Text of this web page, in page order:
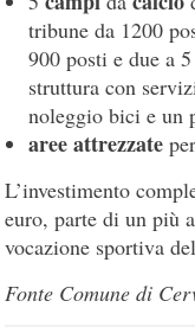
tribune da 1200
900 posti e due a
struttura con
noleggio bici e un
aree attrezzate
L’investimento
euro, parte di un più
vocazione sportiva
Fonte Comune di